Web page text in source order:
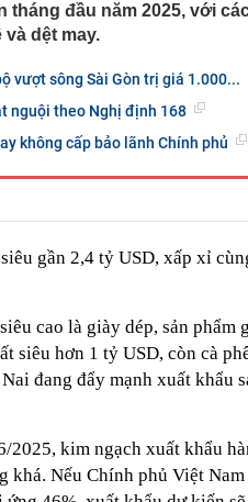
tháng sau được ngân hàng
tài khoản của công ty bảo
trước thềm đưa cổ phiếu lên
J200 lộ diện sở hữu
Bộ, nhiều vùng biển sóng
tròn? Hơn 90% người
tháng đầu năm 2025, với
dệt may.
vượt sông Sài Gòn trị giá 1.000...
nguội theo Nghị định 168
không cấp bảo lãnh Chính phủ
gần 2,4 tỷ USD, xấp xỉ
cao là giày dép, sản phẩm
siêu hơn 1 tỷ USD, còn cà
đang đẩy mạnh xuất khẩu
2025, kim ngạch xuất khẩu
khá. Nếu Chính phủ Việt Nam